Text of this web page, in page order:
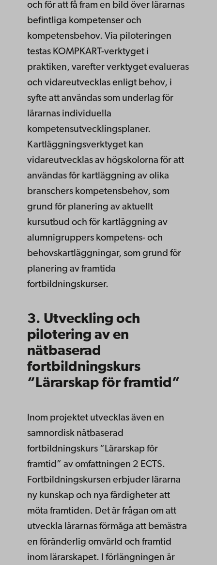
och för att få fram en bild över lärarnas
befintliga kompetenser och
kompetensbehov. Via piloteringen
testas KOMPKART-verktyget i
praktiken, varefter verktyget evalueras
och vidareutvecklas enligt behov, i
syfte att användas som underlag för
lärarnas individuella
kompetensutvecklingsplaner.
Kartläggningsverktyget kan
vidareutvecklas av högskolorna för att
användas för kartläggning av olika
branschers kompetensbehov, som
grund för planering av aktuellt
kursutbud och för kartläggning av
alumnigruppers kompetens- och
behovskartläggningar, som grund för
planering av framtida
fortbildningskurser.
3. Utveckling och
pilotering av en
nätbaserad
fortbildningskurs
“Lärarskap för framtid”
Inom projektet utvecklas även en
samnordisk nätbaserad
fortbildningskurs “Lärarskap för
framtid” av omfattningen 2 ECTS.
Fortbildningskursen erbjuder lärarna
ny kunskap och nya färdigheter att
möta framtiden. Det är frågan om att
utveckla lärarnas förmåga att bemästra
en föränderlig omvärld och framtid
inom lärarskapet. I förlängningen är